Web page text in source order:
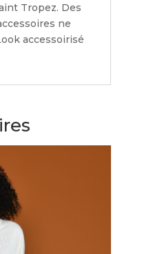
Tropez. Des
ne
accessoirisé